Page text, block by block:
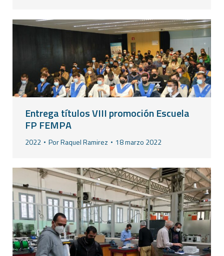
Entrega títulos VIII promoción Escuela
FP FEMPA
2022 PorRaquel Ramirez 18 marzo 2022